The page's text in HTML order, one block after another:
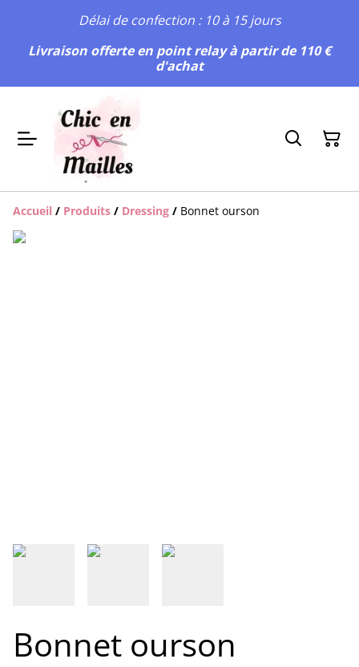
Délai de confection : 10 à 15 jours
Livraison offerte en point relay à partir de 110 €
d'achat
Accueil / Produits / Dressing / Bonnet ourson
Bonnet ourson